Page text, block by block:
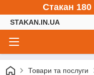
Стакан
STAKAN.IN.UA
Товари та послуги